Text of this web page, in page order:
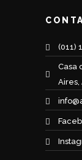
(011)
Casa
Aires,